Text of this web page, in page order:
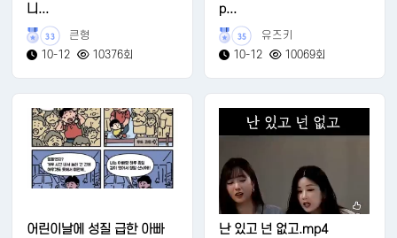
니...
33
큰형
10-12
10376회
p...
35
유즈키
10-12
10069회
어린이날에 성질 급한 아빠
난 있고 넌 없고.mp4